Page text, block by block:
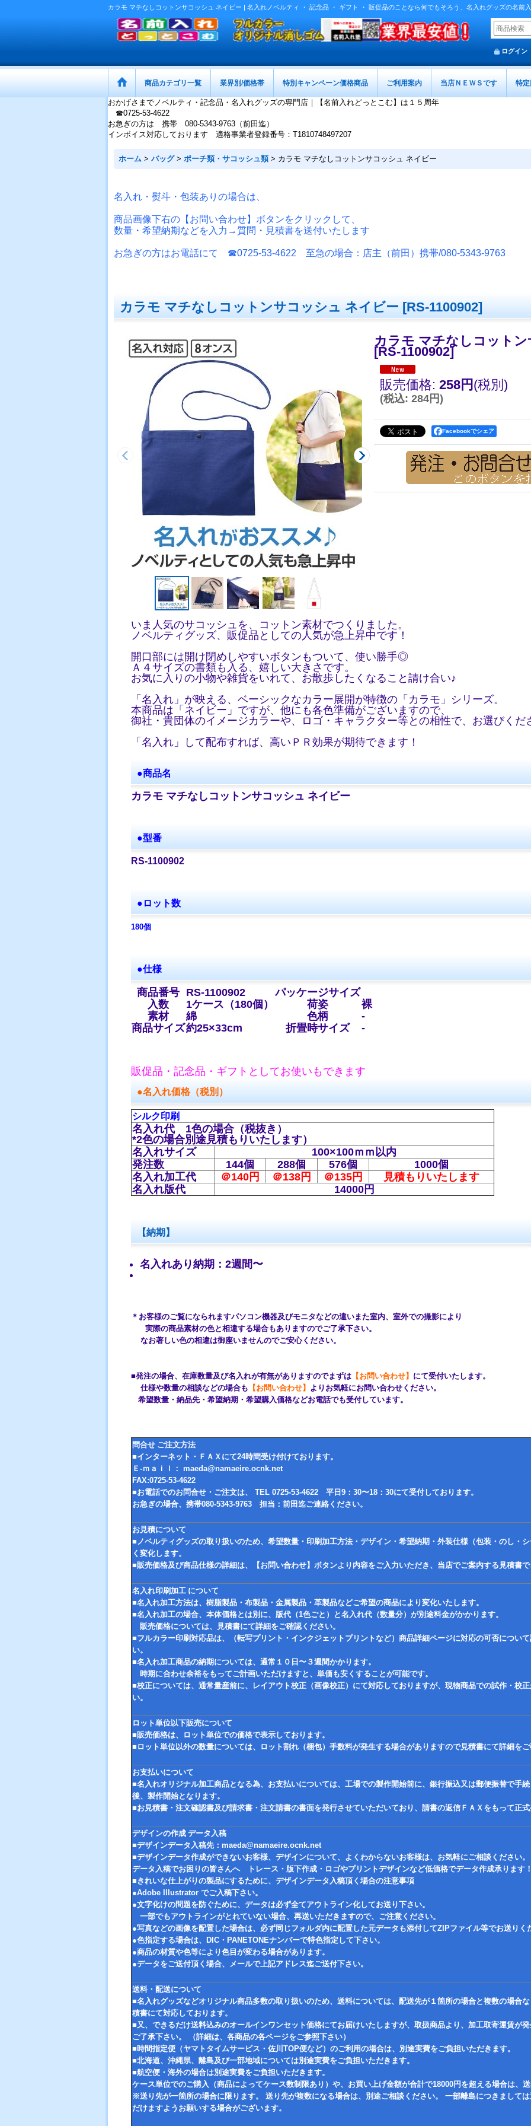
カラモ マチなしコットンサコッシュ ネイビー | 名入れノベルティ ・ 記念品 ・ ギフト ・ 販促品のことなら何でもそろう、名入れグッズの名前
ログイン
商品カテゴリ一覧 業界別/価格帯 特別キャンペーン価格商品 ご利用案内 当店ＮＥＷＳです 特
おかげさまでノベルティ・記念品・名入れグッズの専門店｜【名前入れどっとこむ】は１５周年
☎0725-53-4622
お急ぎの方は 携帯 080-5343-9763（前田迄）
インボイス対応しております 適格事業者登録番号：T1810748497207
ホーム > バッグ > ポーチ類・サコッシュ類 > カラモ マチなしコットンサコッシュ ネイビー
名入れ・熨斗・包装ありの場合は、
商品画像下右の【お問い合わせ】ボタンをクリックして、
数量・希望納期などを入力→質問・見積書を送付いたします
お急ぎの方はお電話にて ☎0725-53-4622 至急の場合：店主（前田）携帯/080-5343-9763
カラモ マチなしコットンサコッシュ ネイビー [RS-1100902]
カラモ マチなしコット
[RS-1100902]
販売価格: 258円 (税別)
(税込: 284円)
Facebookでシェア
いま人気のサコッシュを、コットン素材でつくりました。
ノベルティグッズ、販促品としての人気が急上昇中です！
開口部には開け閉めしやすいボタンもついて、使い勝手◎
Ａ４サイズの書類も入る、嬉しい大きさです。
お気に入りの小物や雑貨をいれて、お散歩したくなること請け合い♪
「名入れ」が映える、ベーシックなカラー展開が特徴の「カラモ」シリーズ。
本商品は「ネイビー」ですが、他にも各色準備がございますので、
御社・貴団体のイメージカラーや、ロゴ・キャラクター等との相性で、お選びくだ
「名入れ」して配布すれば、高いＰＲ効果が期待できます！
●商品名
カラモ マチなしコットンサコッシュ ネイビー
●型番
RS-1100902
●ロット数
180個
●仕様
商品番号 RS-1100902
パッケージサイズ
入数
1ケース（180個） 荷姿
裸
素材
綿 色柄
-
商品サイズ約25×33cm 折畳時サイズ -
販促品・記念品・ギフトとしてお使いもできます
●名入れ価格（税別）
シルク印刷
名入れ代 1色の場合（税抜き）
*2色の場合別途見積もりいたします）
名入れサイズ
100×100ｍｍ以内
発注数
144個 288個 576個
1000個
名入れ加工代
＠140円 ＠138円 ＠135円
見積もりいたします
名入れ版代
14000円
【納期】
名入れあり納期：2週間〜
＊お客様のご覧になられますパソコン機器及びモニタなどの違いまた室内、室外での撮影により
実際の商品素材の色と相違する場合もありますのでご了承下さい。
なお著しい色の相違は御座いませんのでご安心ください。
■発注の場合、在庫数量及び名入れが有無がありますのでまずは 【お問い合わせ】 にて受付いたします。
仕様や数量の相談などの場合も 【お問い合わせ】 よりお気軽にお問い合わせください。
希望数量・納品先・希望納期・希望購入価格などお電話でも受付しています。
問合せ ご注文方法
■インターネット・ＦＡＸにて24時間受け付けております。
Ｅ-ｍａｉｌ： maeda@namaeire.ocnk.net
FAX:0725-53-4622
■お電話でのお問合せ・ご注文は、 TEL 0725-53-4622 平日9：30〜18：30にて受付しております。
お急ぎの場合、携帯080-5343-9763 担当：前田迄ご連絡ください。
お見積について
■ノベルティグッズの取り扱いのため、希望数量・印刷加工方法・デザイン・希望納期・外装仕様（包装・のし・
く変化します。
■販売価格及び商品仕様の詳細は、【お問い合わせ】ボタンより内容をご入力いただき、当店でご案内する見積書
名入れ印刷加工 について
■名入れ加工方法は、樹脂製品・布製品・金属製品・革製品などご希望の商品により変化いたします。
■名入れ加工の場合、本体価格とは別に、版代（1色ごと）と名入れ代（数量分）が別途料金がかかります。
販売価格については、見積書にて詳細をご確認ください。
■フルカラー印刷対応品は、（転写プリント・インクジェットプリントなど）商品詳細ページに対応の可否につい
い。
■名入れ加工商品の納期については、通常１０日〜３週間かかります。
時期に合わせ余裕をもってご計画いただけますと、単価も安くすることが可能です。
■校正については、通常量産前に、レイアウト校正（画像校正）にて対応しておりますが、現物商品での試作・校
い。
ロット単位以下販売について
■販売価格は、ロット単位での価格で表示しております。
■ロット単位以外の数量については、ロット割れ（梱包）手数料が発生する場合がありますので見積書にて詳細を
お支払いについて
■名入れオリジナル加工商品となる為、お支払いについては、工場での製作開始前に、銀行振込又は郵便振替で手
後、製作開始となります。
■お見積書・注文確認書及び請求書・注文請書の書面を発行させていただいており、請書の返信ＦＡＸをもって正
デザインの作成 データ入稿
■デザインデータ入稿先： maeda@namaeire.ocnk.net
■デザインデータ作成ができないお客様、デザインについて、よくわからないお客様は、お気軽にご相談ください。
データ入稿でお困りの皆さんへ トレース・版下作成・ロゴやプリントデザインなど低価格でデータ作成承ります
■きれいな仕上がりの製品にするために、デザインデータ入稿頂く場合の注意事項
●Adobe Illustrator でご入稿下さい。
●文字化けの問題を防ぐために、データは必ず全てアウトライン化してお送り下さい。
一部でもアウトラインがとれていない場合、再送いただきますので、ご注意ください。
●写真などの画像を配置した場合は、必ず同じフォルダ内に配置した元データも添付してZIPファイル等でお送りく
●色指定する場合は、DIC・PANETONEナンバーで特色指定して下さい。
●商品の材質や色等により色目が変わる場合があります。
●データをご送付頂く場合、メールで上記アドレス迄ご送付下さい。
送料・配送について
■名入れグッズなどオリジナル商品多数の取り扱いのため、送料については、配送先が１箇所の場合と複数の場合
積書にて対応しております。
■又、できるだけ送料込みのオールインワンセット価格にてお届けいたしますが、取扱商品より、加工取寄運賃が
ご了承下さい。 （詳細は、各商品の各ページをご参照下さい）
■時間指定便（ヤマトタイムサービス・佐川TOP便など）のご利用の場合は、別途実費をご負担いただきます。
■北海道、沖縄県、離島及び一部地域については別途実費をご負担いただきます。
■航空便・海外の場合は別途実費をご負担いただきます。
ケース単位でのご購入（商品によってケース数制限あり）や、お買い上げ金額が合計で18000円を超える場合は、
※送り先が一箇所の場合に限ります。 送り先が複数になる場合は、別途ご相談ください。 一部離島につきまして
だけますようお願いする場合がございます。